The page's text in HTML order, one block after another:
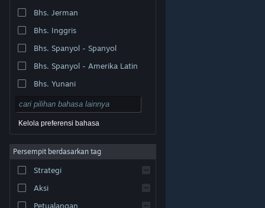
Undang. Semua merek dagang merupakan hak pemilik
Legal| Aksesibilitas
Pengembalian Dana
Bhs. Jerman
Bhs. Inggris
Bhs. Spanyol - Spanyol
Bhs. Spanyol - Amerika Latin
Bhs. Yunani
Kelola preferensi bahasa
Persempit berdasarkan tag
Strategi
Aksi
Petualangan